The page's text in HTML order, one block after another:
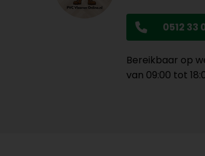
0512 33
Bereikbaar op
van 09:00 tot